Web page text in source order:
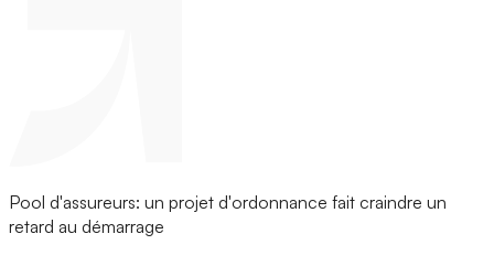
Pool d'assureurs: un projet d'ordonnance fait craindre un
retard au démarrage